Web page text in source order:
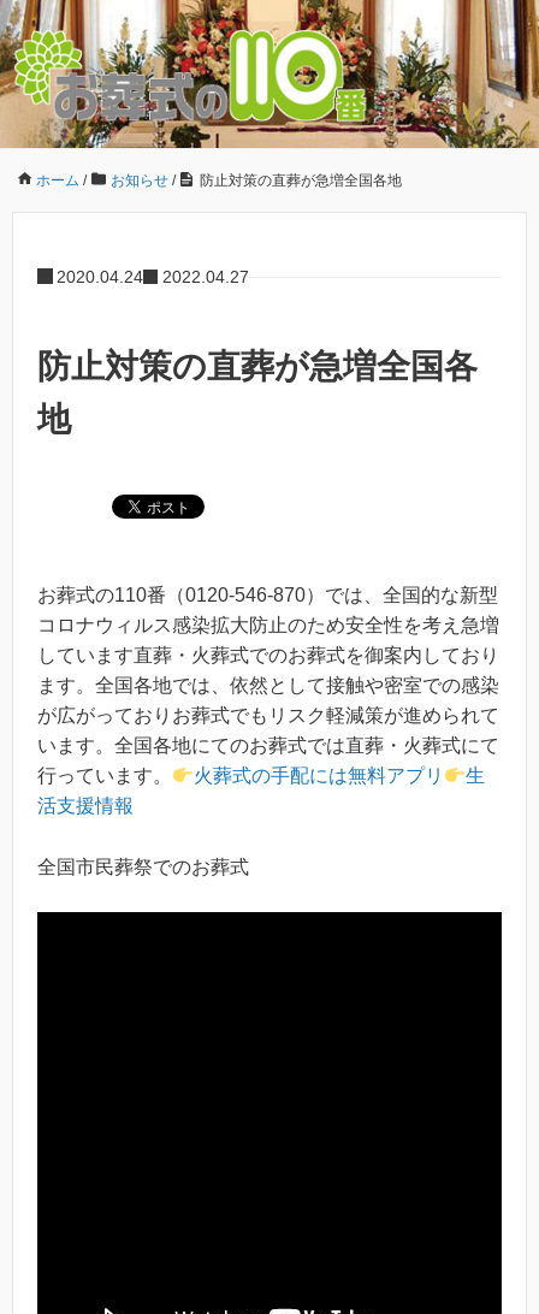
ホーム / お知らせ / 防止対策の直葬が急増全国各地
2020.04.24 2022.04.27
防止対策の直葬が急増全国各
地
お葬式の110番（0120-546-870）では、全国的な新型
コロナウィルス感染拡大防止のため安全性を考え急増
しています直葬・火葬式でのお葬式を御案内しており
ます。全国各地では、依然として接触や密室での感染
が広がっておりお葬式でもリスク軽減策が進められて
います。全国各地にてのお葬式では直葬・火葬式にて
行っています。
火葬式の手配には無料アプリ
生
活支援情報
全国市民葬祭でのお葬式